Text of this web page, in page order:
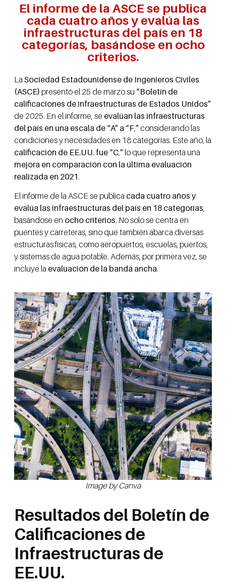
El informe de la ASCE se publica
cada cuatro años y evalúa las
infraestructuras del país en 18
categorías, basándose en ocho
criterios.
La Sociedad Estadounidense de Ingenieros Civiles
(ASCE) presentó el 25 de marzo su “Boletín de
calificaciones de infraestructuras de Estados Unidos”
de 2025. En el informe, se evalúan las infraestructuras
del país en una escala de “A” a “F”considerando las
condiciones y necesidades en 18 categorías. Este año, la
calificación de EE.UU. fue “C”lo que representa una
mejora en comparación con la última evaluación
realizada en 2021.
El informe de la ASCE se publica cada cuatro años y
evalúa las infraestructuras del país en 18 categorías,
basándose en ocho criterios. No solo se centra en
puentes y carreteras, sino que también abarca diversas
estructuras físicas, como aeropuertos, escuelas, puertos,
y sistemas de agua potable. Además, por primera vez, se
incluye la evaluación de la banda ancha.
Image by Canva
Resultados del Boletín de
Calificaciones de
Infraestructuras de
EE.UU.